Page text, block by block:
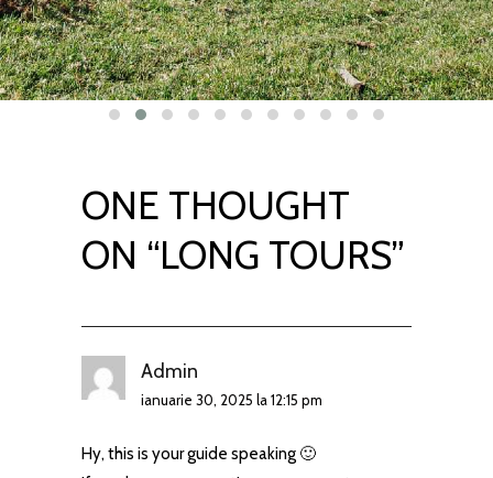
ONE THOUGHT
ON “LONG TOURS”
Admin
ianuarie 30, 2025 la 12:15 pm
Hy, this is your guide speaking 🙂